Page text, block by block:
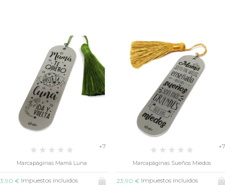
+7
Marcapáginas Mamá Luna
€ Impuestos incluidos
Marcapáginas Sueños Miedos
23,90 €Impuestos incluidos